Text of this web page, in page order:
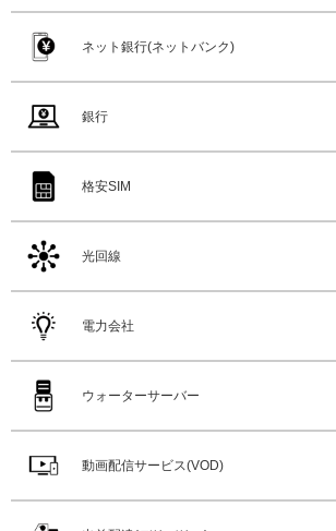
ネット銀行(ネットバンク)
銀行
格安SIM
光回線
電力会社
ウォーターサーバー
動画配信サービス(VOD)